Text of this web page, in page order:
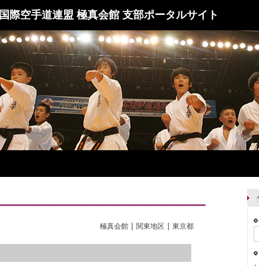
国際空手道連盟 極真会館 支部ポータルサイト
極真会館 | 関東地区 | 東京都